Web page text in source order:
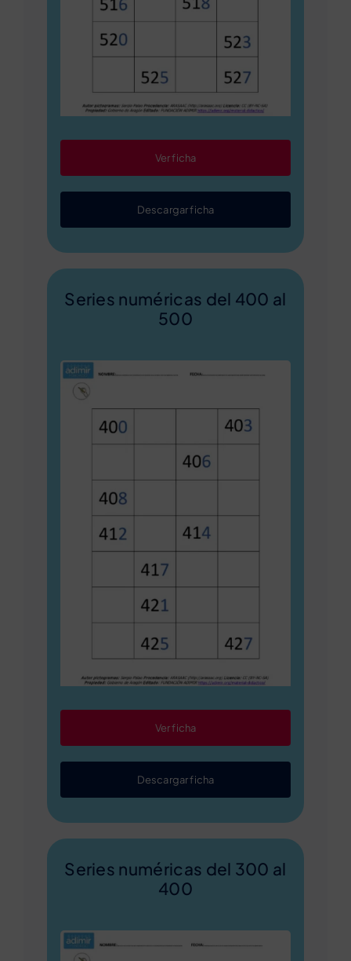
Ver ficha
Descargar ficha
Series numéricas del 400 al
500
Ver ficha
Descargar ficha
Series numéricas del 300 al
400